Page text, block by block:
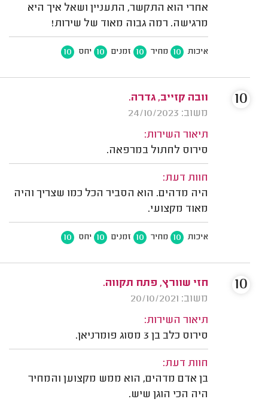
אחרי הוא התקשר, התעניין ושאל איך היא
מרגישה. רמה גבוה מאוד של שירות!
איכות 10 מחיר 10 זמנים 10 יחס 10
וובה קזייב, גדרה.
משוב: 24/10/2023
תיאור השירות:
סירוס לחתול במרפאה.
חוות דעת:
היה מדהים. הוא הסביר הכל כמו שצריך והיה
מאוד מקצועי.
איכות 10 מחיר 10 זמנים 10 יחס 10
10
‫חזי שוורץ, פתח תקווה.
משוב: 20/10/2021
תיאור השירות:
סירוס כלב בן 3 מסוג פומרניאן.
חוות דעת:
בן אדם מדהים, הוא ממש מקצוען והמחיר
היה הכי הוגן שיש.
10